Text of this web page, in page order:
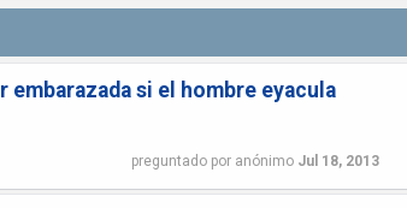
si el hombre eyacula
preguntado por anónimo Jul 18, 2013